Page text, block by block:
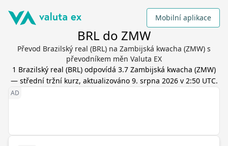
Mobilní aplikace
BRL do ZMW
Převod Brazilský real (BRL) na Zambijská kwacha (ZMW) s
převodníkem měn Valuta EX
1 Brazilský real (BRL) odpovídá 3.7 Zambijská kwacha (ZMW)
— střední tržní kurz, aktualizováno 9. srpna 2026 v 2:50 UTC.